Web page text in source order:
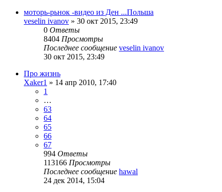
моторь-рьнок -видео из Ден ...Польша
veselin ivanov » 30 окт 2015, 23:49
0 Ответы
8404 Просмотры
Последнее сообщение veselin ivanov
30 окт 2015, 23:49
Про жизнь
Xaker1 » 14 апр 2010, 17:40
1
…
63
64
65
66
67
994 Ответы
113166 Просмотры
Последнее сообщение hawal
24 дек 2014, 15:04